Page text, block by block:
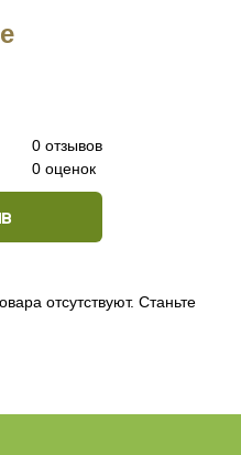
0 отзывов
0 оценок
отсутствуют. Станьте